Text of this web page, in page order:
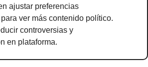
ajustar preferencias
ver más contenido político.
controversias y
en plataforma.